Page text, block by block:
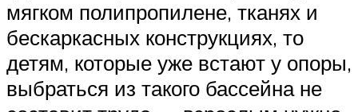
мягком полипропилене, тканях и
бескаркасных конструкциях, то
детям, которые уже встают у опоры,
выбраться из такого бассейна не